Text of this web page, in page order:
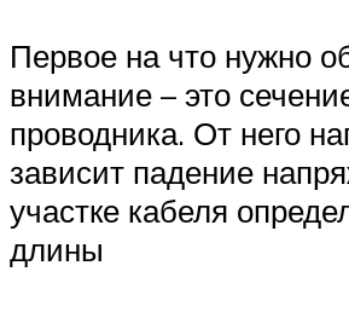
Первое на что нужно
внимание – это
проводника. От него
зависит падение
участке кабеля
длины